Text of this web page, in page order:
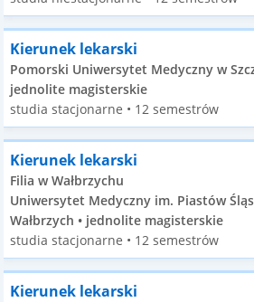
Kierunek lekarski
Pomorski Uniwersytet Medyczny w
jednolite magisterskie
studia stacjonarne • 12 semestrów
Kierunek lekarski
Filia w Wałbrzychu
Uniwersytet Medyczny im. Piastów
Wałbrzych • jednolite magisterskie
studia stacjonarne • 12 semestrów
Kierunek lekarski